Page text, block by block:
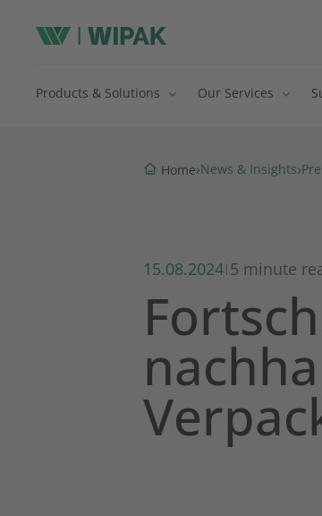
Products & Solutions Our Services
Home›News & Insights›
15.08.2024| 5 minute